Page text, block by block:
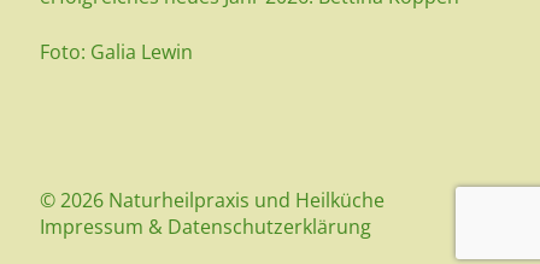
Foto: Galia Lewin
© 2026 Naturheilpraxis und Heilküche
Impressum & Datenschutzerklärung